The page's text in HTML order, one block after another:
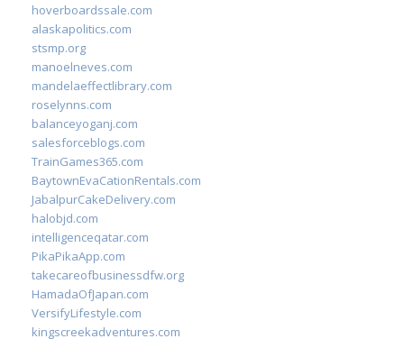
hoverboardssale.com
alaskapolitics.com
stsmp.org
manoelneves.com
mandelaeffectlibrary.com
roselynns.com
balanceyoganj.com
salesforceblogs.com
TrainGames365.com
BaytownEvaCationRentals.com
JabalpurCakeDelivery.com
halobjd.com
intelligenceqatar.com
PikaPikaApp.com
takecareofbusinessdfw.org
HamadaOfJapan.com
VersifyLifestyle.com
kingscreekadventures.com